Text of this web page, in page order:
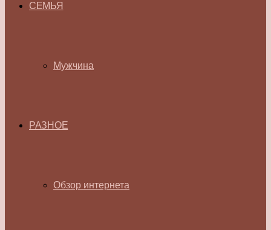
СЕМЬЯ
Мужчина
РАЗНОЕ
Обзор интернета